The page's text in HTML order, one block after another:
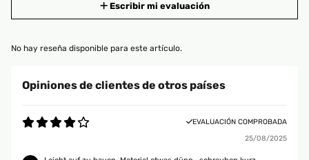
Escribir mi evaluación
No hay reseña disponible para este artículo.
Opiniones de clientes de otros países
EVALUACIÓN COMPROBADA
25/08/2025